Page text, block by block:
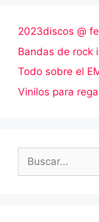
2023discos @
Bandas de rock
Todo sobre el
Vinilos para